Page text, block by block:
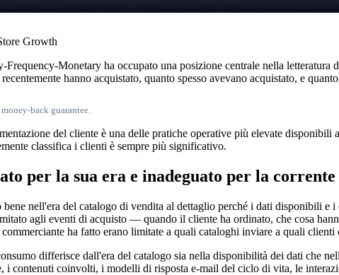
Growth
Frequency-Monetary ha occupato una posizione centrale nella
hanno acquistato, quanto spesso avevano acquistato, e
back guarantee.
del cliente è una delle pratiche operative più elevate
classifica i clienti è sempre più significativo.
per la sua era e inadeguato per la corrente
nell'era del catalogo di vendita al dettaglio perché i dati disponibili
agli eventi di acquisto — quando il cliente ha ordinato, che cosa
ha fatto erano limitate a quali cataloghi inviare a quali
differisce dall'era del catalogo sia nella disponibilità dei dati che
contenuti coinvolti, i modelli di risposta e-mail del ciclo di vita, le